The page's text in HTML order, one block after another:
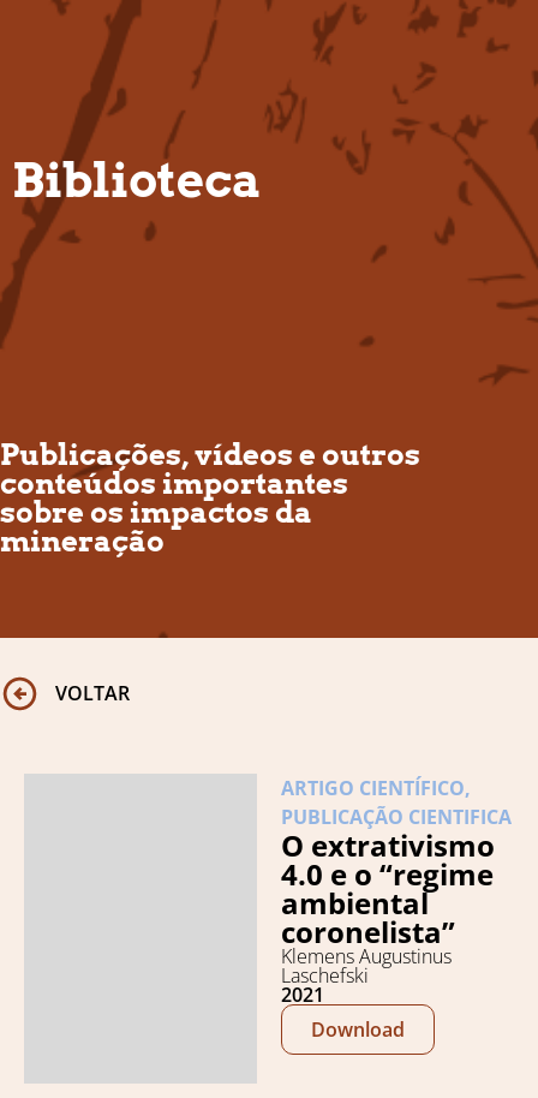
PT
Biblioteca
Publicações, vídeos e outros
conteúdos importantes
sobre os impactos da
mineração
VOLTAR
ARTIGO CIENTÍFICO,
PUBLICAÇÃO CIENTIFICA
O extrativismo
4.0 e o “regime
ambiental
coronelista”
Klemens Augustinus
Laschefski
2021
Download